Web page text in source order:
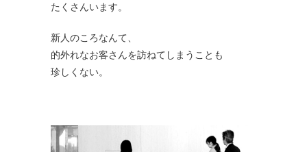
たくさんいます。
新人のころなんて、
的外れなお客さんを訪ねてしまうことも
珍しくない。